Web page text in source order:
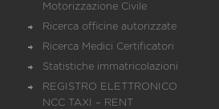
Motorizzazione Civile
Ricerca officine autorizzate
Ricerca Medici Certificatori
Statistiche immatricolazioni
REGISTRO ELETTRONICO
NCC TAXI – RENT